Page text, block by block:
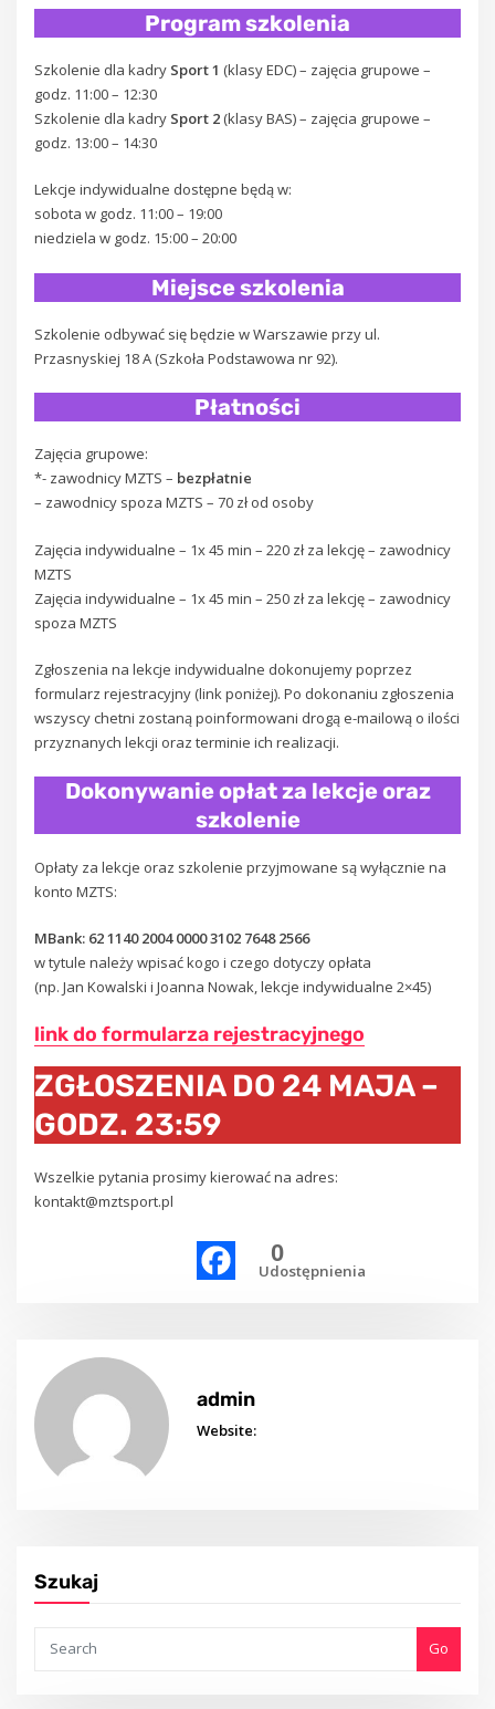
Program szkolenia
Szkolenie dla kadry Sport 1 (klasy EDC) – zajęcia grupowe –
godz. 11:00 – 12:30
Szkolenie dla kadry Sport 2 (klasy BAS) – zajęcia grupowe –
godz. 13:00 – 14:30
Lekcje indywidualne dostępne będą w:
sobota w godz. 11:00 – 19:00
niedziela w godz. 15:00 – 20:00
Miejsce szkolenia
Szkolenie odbywać się będzie w Warszawie przy ul.
Przasnyskiej 18 A (Szkoła Podstawowa nr 92).
Płatności
Zajęcia grupowe:
*- zawodnicy MZTS – bezpłatnie
– zawodnicy spoza MZTS – 70 zł od osoby
Zajęcia indywidualne – 1x 45 min – 220 zł za lekcję – zawodnicy
MZTS
Zajęcia indywidualne – 1x 45 min – 250 zł za lekcję – zawodnicy
spoza MZTS
Zgłoszenia na lekcje indywidualne dokonujemy poprzez
formularz rejestracyjny (link poniżej). Po dokonaniu zgłoszenia
wszyscy chetni zostaną poinformowani drogą e-mailową o ilości
przyznanych lekcji oraz terminie ich realizacji.
Dokonywanie opłat za lekcje oraz
szkolenie
Opłaty za lekcje oraz szkolenie przyjmowane są wyłącznie na
konto MZTS:
MBank: 62 1140 2004 0000 3102 7648 2566
w tytule należy wpisać kogo i czego dotyczy opłata
(np. Jan Kowalski i Joanna Nowak, lekcje indywidualne 2×45)
link do formularza rejestracyjnego
ZGŁOSZENIA DO 24 MAJA –
GODZ. 23:59
Wszelkie pytania prosimy kierować na adres:
kontakt@mztsport.pl
0
Udostępnienia
admin
Website:
Szukaj
Go